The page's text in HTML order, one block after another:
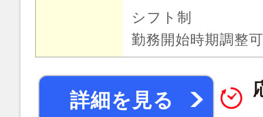
シフト制
勤務開始時期調整
詳細を見る